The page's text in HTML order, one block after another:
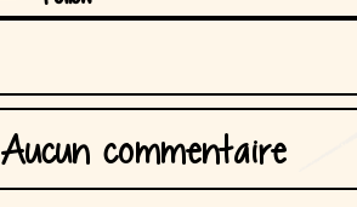
Aucun commentaire